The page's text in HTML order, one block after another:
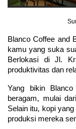
Blanco Coffee and
kamu yang suka
Berlokasi di Jl.
produktivitas dan
Yang bikin
beragam, mulai
Selain itu, kopi
produksi mereka